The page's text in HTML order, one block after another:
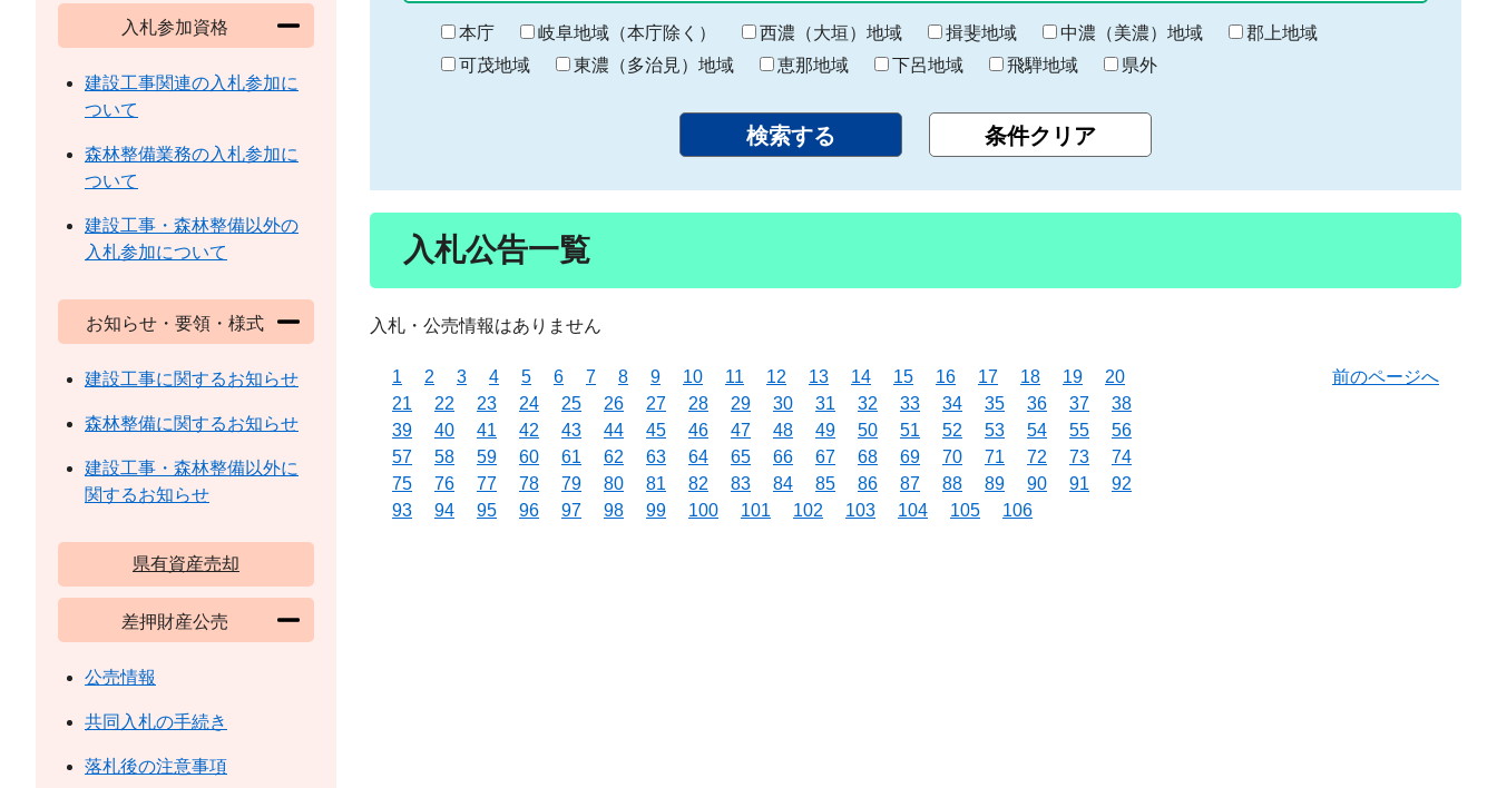
始
ま
り
終
わ
り
本庁 岐阜地域（本庁除く） 西濃（大垣）地域 揖斐地域 中濃（美濃）地域
郡上地域
可茂地域
東濃（多治見）地域 恵那地域 下呂地域 飛騨地域 県外
入札公告一覧
入札・公売情報はありません
1 2 3 4 5 6 7 8 9 10 11 12 13 14 15 16 17 18 19
20
21
22 23 24 25 26 27 28 29 30 31 32 33 34 35 36 37
38
39
40 41 42 43 44 45 46 47 48 49 50 51 52 53 54 55
56
57
58 59 60 61 62 63 64 65 66 67 68 69 70 71 72 73
74
75
76 77 78 79 80 81 82 83 84 85 86 87 88 89 90 91
92
93
94 95 96 97 98 99 100 101 102 103 104 105 106
前のページへ
入札参加資格
建設工事関連の入札参加に
ついて
森林整備業務の入札参加に
ついて
建設工事・森林整備以外の
入札参加について
お知らせ・要領・様式
建設工事に関するお知らせ
森林整備に関するお知らせ
建設工事・森林整備以外に
関するお知らせ
県有資産売却
差押財産公売
公売情報
共同入札の手続き
落札後の注意事項